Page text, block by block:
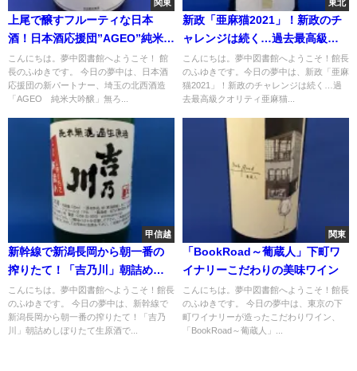
関東
上尾で醸すフルーティな日本
酒！日本酒応援団”AGEO”純米大
吟醸
こんにちは。夢中図書館へようこそ！ 館
長のふゆきです。 今日の夢中は、日本酒
応援団の新パートナー、埼玉の北西酒造
「AGEO 純米大吟醸」無ろ...
東北
新政「亜麻猫2021」！新政のチ
ャレンジは続く…過去最高級ク
オリティ亜麻猫
こんにちは。夢中図書館へようこそ！館長
のふゆきです。今日の夢中は、新政「亜麻
猫2021」！新政のチャレンジは続く…過
去最高級クオリティ亜麻猫...
甲信越
新幹線で新潟長岡から朝一番の
搾りたて！「吉乃川」朝詰めし
ぼりたて生原酒
こんにちは。夢中図書館へようこそ！館長
のふゆきです。 今日の夢中は、新幹線で
新潟長岡から朝一番の搾りたて！「吉乃
川」朝詰めしぼりたて生原酒で...
関東
「BookRoad～葡蔵人」下町ワ
イナリーこだわりの美味ワイン
こんにちは。夢中図書館へようこそ！館長
のふゆきです。 今日の夢中は、東京の下
町ワイナリーが造ったこだわりワイン、
「BookRoad～葡蔵人」...